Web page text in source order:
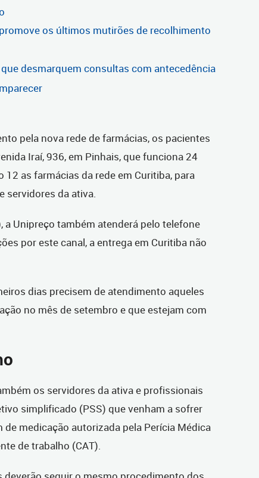
os últimos mutirões de recolhimento
desmarquem consultas com antecedência
pela nova rede de farmácias, os pacientes
Iraí, 936, em Pinhais, que funciona 24
as farmácias da rede em Curitiba, para
servidores da ativa.
Unipreço também atenderá pelo telefone
por este canal, a entrega em Curitiba não
dias precisem de atendimento aqueles
no mês de setembro e que estejam com
os servidores da ativa e profissionais
simplificado (PSS) que venham a sofrer
medicação autorizada pela Perícia Médica
de trabalho (CAT).